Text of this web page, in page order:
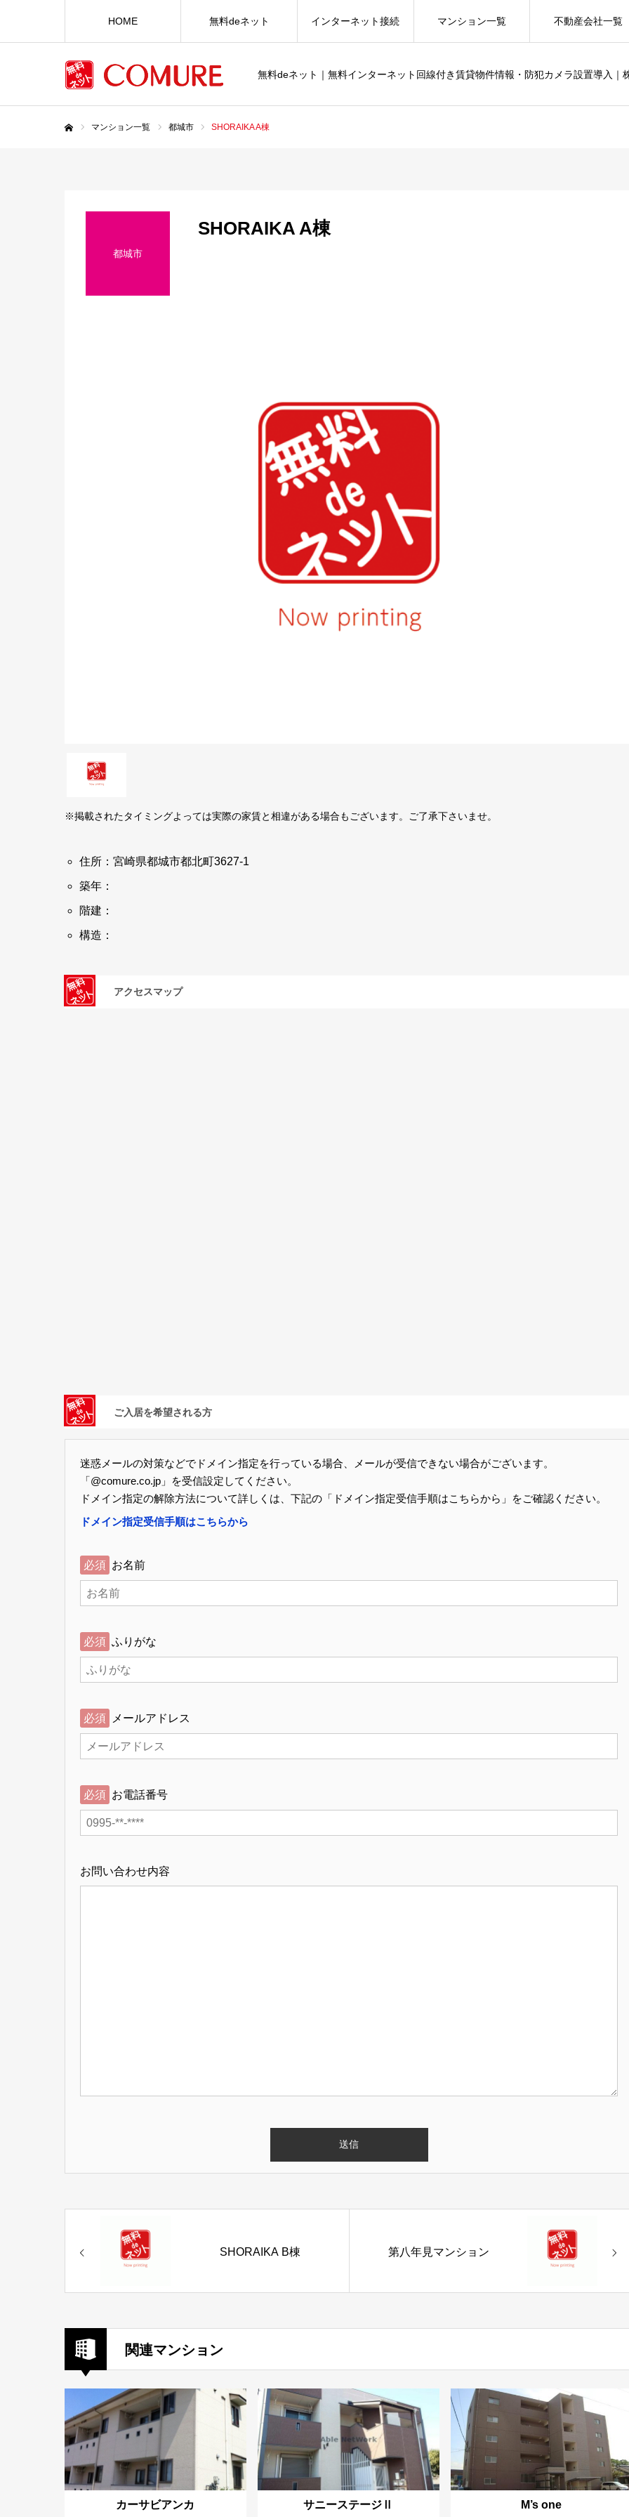
無料deネット｜無料インターネット回線付き賃貸物件情報・防犯カメラ設置導入｜
HOME 無料deネット インターネット接続 マンション一覧 不動産会社一覧
マンション一覧 都城市 SHORAIKA A棟
都城市
SHORAIKA A棟
※掲載されたタイミングよっては実際の家賃と相違がある場合もございます。ご了承下さいませ。
住所：宮崎県都城市都北町3627-1
築年：
階建：
構造：
アクセスマップ
ご入居を希望される方
迷惑メールの対策などでドメイン指定を行っている場合、メールが受信できない場合がございます。
「@comure.co.jp」を受信設定してください。
ドメイン指定の解除方法について詳しくは、下記の「ドメイン指定受信手順はこちらから」をご確認ください。
ドメイン指定受信手順はこちらから
必須 お名前
必須 ふりがな
必須 メールアドレス
必須 お電話番号
お問い合わせ内容
SHORAIKA B棟 第八年見マンション
関連マンション
カーサビアンカ サニーステージⅡ M’s one